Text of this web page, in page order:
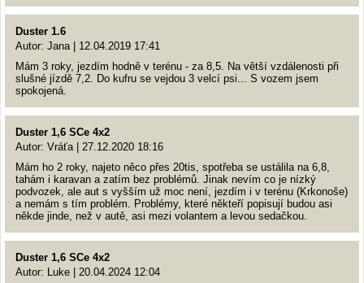
Duster 1.6
Autor: Jana | 12.04.2019 17:41
Mám 3 roky, jezdím hodně v terénu - za 8,5. Na větší vzdálenosti při
slušné jízdě 7,2. Do kufru se vejdou 3 velcí psi... S vozem jsem
spokojená.
Duster 1,6 SCe 4x2
Autor: Vráťa | 27.12.2020 18:16
Mám ho 2 roky, najeto něco přes 20tis, spotřeba se ustálila na 6,8,
tahám i karavan a zatím bez problémů. Jinak nevím co je nízký
podvozek, ale aut s vyšším už moc není, jezdím i v terénu (Krkonoše)
a nemám s tím problém. Problémy, které někteří popisují budou asi
někde jinde, než v autě, asi mezi volantem a levou sedačkou.
Duster 1,6 SCe 4x2
Autor: Luke | 20.04.2024 12:04